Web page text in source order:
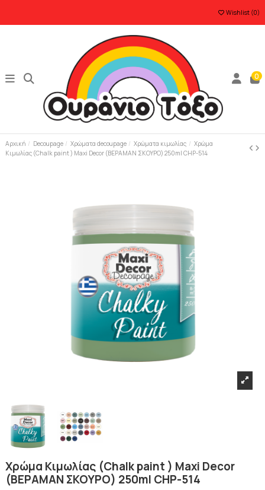
Wishlist (0)
0
Αρχική Decoupage Χρώματα decoupage Χρώματα κιμωλίας
Χρώμα
Κιμωλίας (Chalk paint ) Maxi Decor (ΒΕΡΑΜΑΝ ΣΚΟΥΡΟ) 250ml CHP-514
Χρώμα Κιμωλίας (Chalk paint ) Maxi Decor
(ΒΕΡΑΜΑΝ ΣΚΟΥΡΟ) 250ml CHP-514